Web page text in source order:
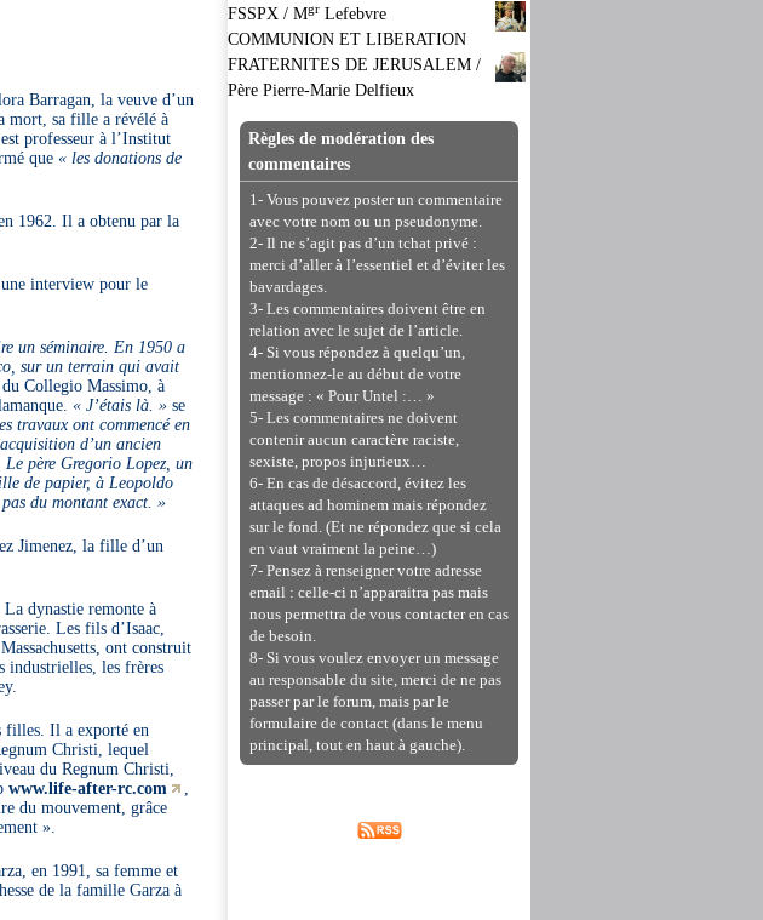
Barragan, la veuve d’un
mort, sa fille a révélé à
professeur à l’Institut
que « les donations de
1962. Il a obtenu par la
interview pour le
un séminaire. En 1950 a
sur un terrain qui avait
Collegio Massimo, à
« J’étais là. »se
travaux ont commencé en
d’un ancien
père Gregorio Lopez, un
de papier, à Leopoldo
du montant exact. »
Jimenez, la fille d’un
dynastie remonte à
Les fils d’Isaac,
ont construit
industrielles, les frères
filles. Il a exporté en
Christi, lequel
du Regnum Christi,
www.life-after-rc.com
du mouvement, grâce
».
en 1991, sa femme et
de la famille Garza à
FSSPX / Mgr Lefebvre
COMMUNION ET LIBERATION
FRATERNITES DE JERUSALEM /
Père Pierre-Marie Delfieux
Règles de modération des
commentaires
1- Vous pouvez poster un commentaire
avec votre nom ou un pseudonyme.
2- Il ne s’agit pas d’un tchat privé :
merci d’aller à l’essentiel et d’éviter les
bavardages.
3- Les commentaires doivent être en
relation avec le sujet de l’article.
4- Si vous répondez à quelqu’un,
mentionnez-le au début de votre
message : « Pour Untel :… »
5- Les commentaires ne doivent
contenir aucun caractère raciste,
sexiste, propos injurieux…
6- En cas de désaccord, évitez les
attaques ad hominem mais répondez
sur le fond. (Et ne répondez que si cela
en vaut vraiment la peine…)
7- Pensez à renseigner votre adresse
email : celle-ci n’apparaitra pas mais
nous permettra de vous contacter en cas
de besoin.
8- Si vous voulez envoyer un message
au responsable du site, merci de ne pas
passer par le forum, mais par le
formulaire de contact (dans le menu
principal, tout en haut à gauche).